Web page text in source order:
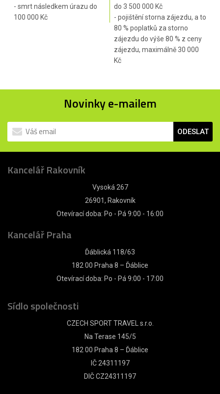
- smrt následkem úrazu do
100 000 Kč
do 3 500 000 Kč
- pojištění storna zájezdu, a to
80 % poplatků za storno
zájezdu do výše 80 % z ceny
zájezdu, maximálně 30 000
Kč
Novinky e-mailem
ODESLAT
Kancelář Rakovník
Vysoká 267
26901, Rakovník
Otevírací doba: Po - Pá 9:00 - 16:00
Kancelář Praha
Ďáblická 118/63
182 00 Praha 8 – Ďáblice
Otevírací doba: Po - Pá 9:00 - 17:00
Sídlo společnosti
CZECH SPORT TRAVEL s.r.o.
Na Terase 145/5
182 00 Praha 8 – Ďáblice
IČ 24311197
DIČ CZ24311197